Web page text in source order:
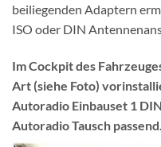
beiliegenden Adaptern
ISO oder DIN
Im Cockpit des
Art (siehe Foto)
Autoradio Einbauset 1
Autoradio Tausch passend.